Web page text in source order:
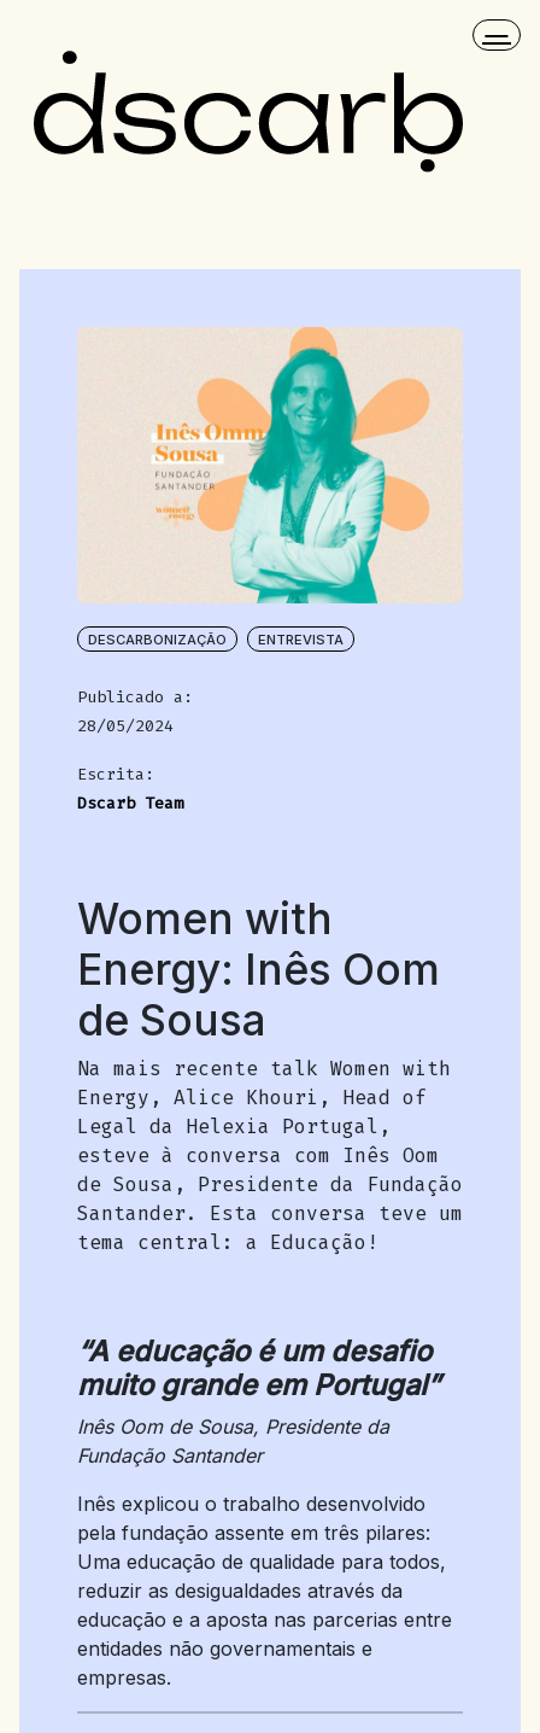
DESCARBONIZAÇÃO ENTREVISTA
Publicado a:
28/05/2024
Escrita:
Dscarb Team
Women with
Energy: Inês Oom
de Sousa
Na mais recente talk Women with
Energy, Alice Khouri, Head of
Legal da Helexia Portugal,
esteve à conversa com Inês Oom
de Sousa, Presidente da Fundação
Santander. Esta conversa teve um
tema central: a Educação!
“A educação é um desafio
muito grande em Portugal”
Inês Oom de Sousa, Presidente da
Fundação Santander
Inês explicou o trabalho desenvolvido
pela fundação assente em três pilares:
Uma educação de qualidade para todos,
reduzir as desigualdades através da
educação e a aposta nas parcerias entre
entidades não governamentais e
empresas.